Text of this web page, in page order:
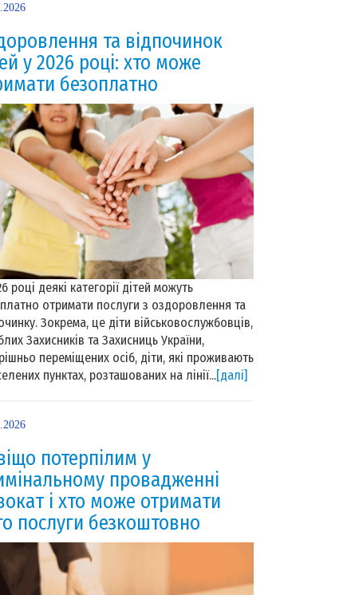
та відпочинок
у 2026 році: хто може
безоплатно
році деякі категорії дітей можуть
отримати послуги з оздоровлення та
Зокрема, це діти військовослужбовців,
Захисників та Захисниць України,
переміщених осіб, діти, які проживають
пунктах, розташованих на лінії...[далі]
потерпілим у
провадженні
і хто може отримати
послуги безкоштовно